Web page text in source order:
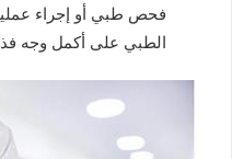
فحص طبي أو إجراء
الطبي على أكمل وجه